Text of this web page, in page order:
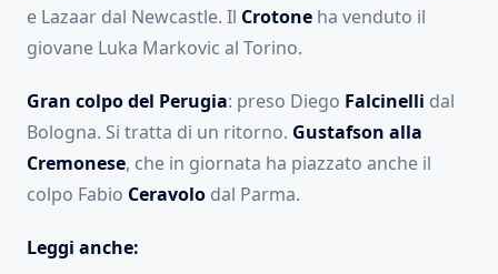
e Lazaar dal Newcastle. Il Crotone ha venduto il
giovane Luka Markovic al Torino.
Gran colpo del Perugia: preso Diego Falcinelli dal
Bologna. Si tratta di un ritorno. Gustafson alla
Cremonese, che in giornata ha piazzato anche il
colpo Fabio Ceravolo dal Parma.
Leggi anche: